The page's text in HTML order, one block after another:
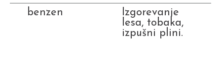
benzen
Izgorevanje
lesa, tobaka,
izpušni plini.